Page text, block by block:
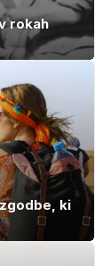
rokah
ki